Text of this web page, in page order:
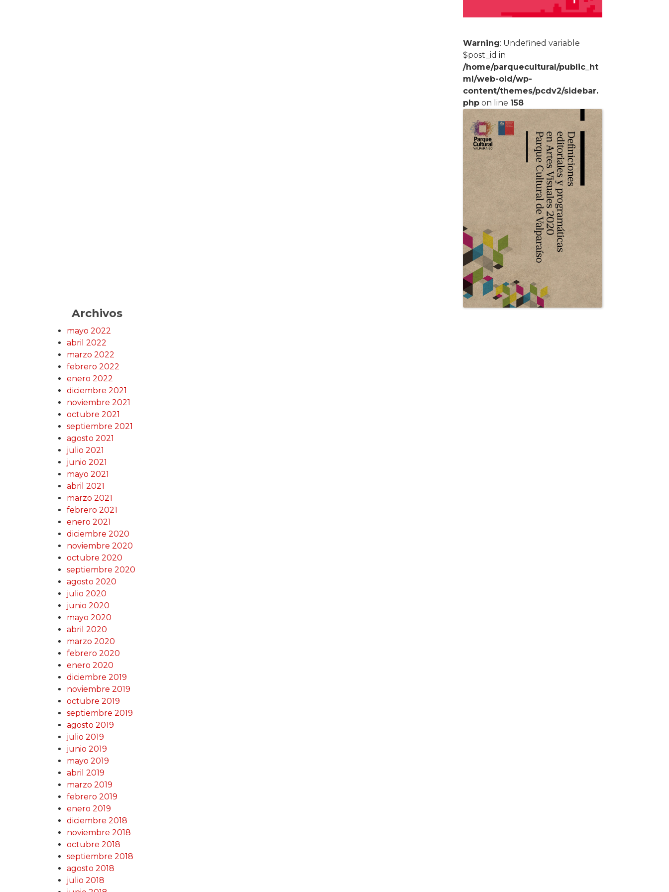
Warning: Undefined variable
$post_id in
/home/parquecultural/public_ht
ml/web-old/wp-
content/themes/pcdv2/sidebar.
php on line 158
Archivos
mayo 2022
abril 2022
marzo 2022
febrero 2022
enero 2022
diciembre 2021
noviembre 2021
octubre 2021
septiembre 2021
agosto 2021
julio 2021
junio 2021
mayo 2021
abril 2021
marzo 2021
febrero 2021
enero 2021
diciembre 2020
noviembre 2020
octubre 2020
septiembre 2020
agosto 2020
julio 2020
junio 2020
mayo 2020
abril 2020
marzo 2020
febrero 2020
enero 2020
diciembre 2019
noviembre 2019
octubre 2019
septiembre 2019
agosto 2019
julio 2019
junio 2019
mayo 2019
abril 2019
marzo 2019
febrero 2019
enero 2019
diciembre 2018
noviembre 2018
octubre 2018
septiembre 2018
agosto 2018
julio 2018